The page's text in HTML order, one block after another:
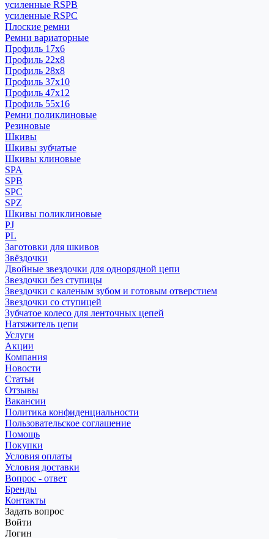
усиленные RSPB
усиленные RSPC
Плоские ремни
Ремни вариаторные
Профиль 17x6
Профиль 22x8
Профиль 28x8
Профиль 37x10
Профиль 47x12
Профиль 55x16
Ремни поликлиновые
Резиновые
Шкивы
Шкивы зубчатые
Шкивы клиновые
SPA
SPB
SPC
SPZ
Шкивы поликлиновые
PJ
PL
Заготовки для шкивов
Звёздочки
Двойные звездочки для однорядной цепи
Звездочки без ступицы
Звездочки с каленым зубом и готовым отверстием
Звездочки со ступицей
Зубчатое колесо для ленточных цепей
Натяжитель цепи
Услуги
Акции
Компания
Новости
Статьи
Отзывы
Вакансии
Политика конфиденциальности
Пользовательское соглашение
Помощь
Покупки
Условия оплаты
Условия доставки
Вопрос - ответ
Бренды
Контакты
Задать вопрос
Войти
Логин